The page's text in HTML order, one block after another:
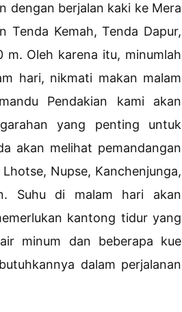
dengan berjalan kaki ke Mera
Tenda Kemah, Tenda Dapur,
Oleh karena itu, minumlah
hari, nikmati makan malam
Pendakian kami akan
yang penting untuk
akan melihat pemandangan
Nupse, Kanchenjunga,
Suhu di malam hari akan
kantong tidur yang
minum dan beberapa kue
dalam perjalanan